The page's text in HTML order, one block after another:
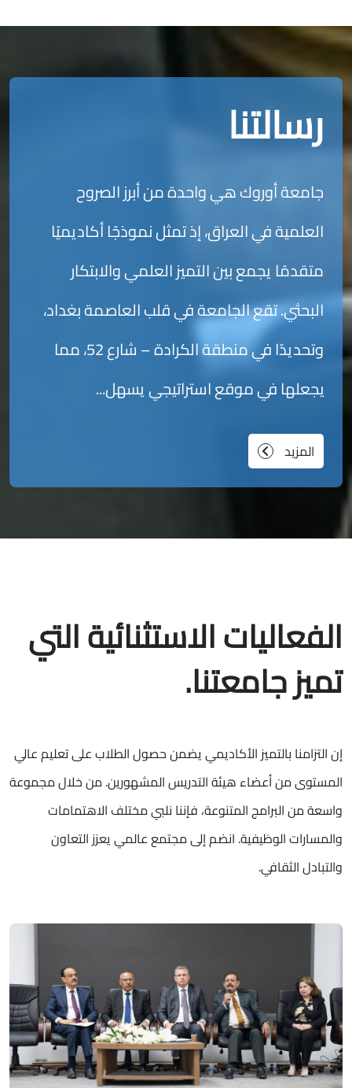
رسالتنا
جامعة أوروك هي واحدة من أبرز الصروح
العلمية في العراق، إذ تمثل نموذجًا أكاديميًا
متقدمًا يجمع بين التميز العلمي والابتكار
البحثي. تقع الجامعة في قلب العاصمة بغداد،
وتحديدًا في منطقة الكرادة – شارع 52، مما
يجعلها في موقع استراتيجي يسهل...
المزيد
الفعاليات الاستثنائية التي
تميز جامعتنا.
إن التزامنا بالتميز الأكاديمي يضمن حصول الطلاب على تعليم عالي
المستوى من أعضاء هيئة التدريس المشهورين. من خلال مجموعة
واسعة من البرامج المتنوعة، فإننا نلبي مختلف الاهتمامات
والمسارات الوظيفية. انضم إلى مجتمع عالمي يعزز التعاون
والتبادل الثقافي.